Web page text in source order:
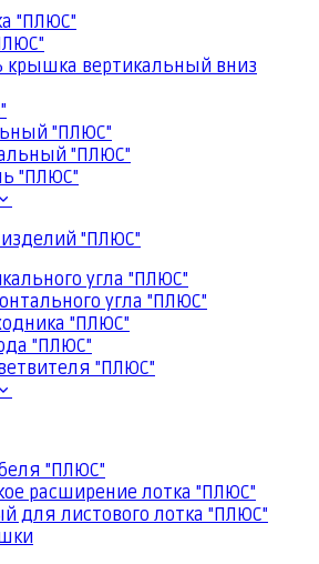
"ПЛЮС"
крышка вертикальный вниз
"ПЛЮС"
"ПЛЮС"
"ПЛЮС"
"ПЛЮС"
угла "ПЛЮС"
угла "ПЛЮС"
"ПЛЮС"
"ПЛЮС"
"ПЛЮС"
"ПЛЮС"
расширение лотка "ПЛЮС"
для листового лотка "ПЛЮС"